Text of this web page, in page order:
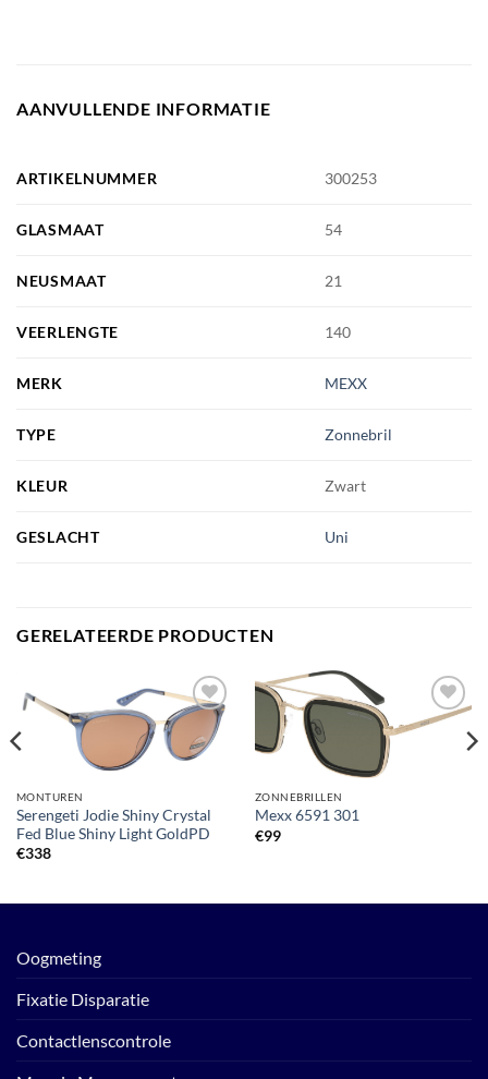
AANVULLENDE INFORMATIE
ARTIKELNUMMER 300253
GLASMAAT 54
NEUSMAAT 21
VEERLENGTE 140
MERK MEXX
TYPE Zonnebril
KLEUR Zwart
GESLACHT Uni
GERELATEERDE PRODUCTEN
Toevoegen
aan
verlanglijst
MONTUREN
Serengeti Jodie Shiny Crystal
Fed Blue Shiny Light GoldPD
€338
Toevoegen
ZONNEBRILLEN
Mexx 6591 301
€99
Oogmeting
Fixatie Disparatie
Contactlenscontrole